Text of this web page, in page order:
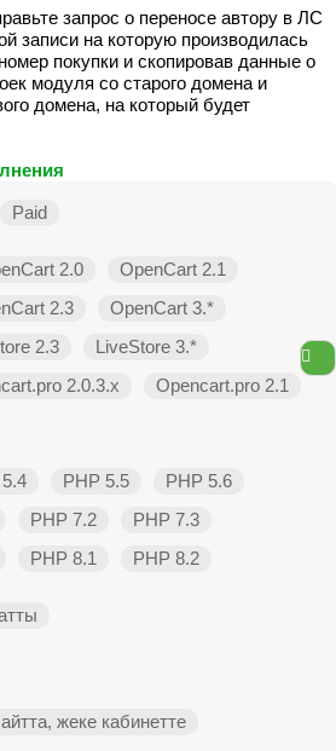
запрос о переносе автору в ЛС
записи на которую производилась
покупки и скопировав данные о
модуля со старого домена и
домена, на который будет
Paid
2.0
OpenCart 2.1
2.3
OpenCart 3.*
2.3
LiveStore 3.*
2.0.3.х
Opencart.pro 2.1
PHP 5.5
PHP 5.6
PHP 7.2
PHP 7.3
PHP 8.1 PHP 8.2
жеке кабинетте